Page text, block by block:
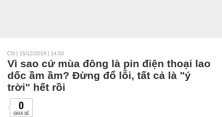
CN | 15/12/2019 | 14:50
Vì sao cứ mùa đông là pin điện thoại lao
dốc ầm ầm? Đừng đổ lỗi, tất cả là "ý
trời" hết rồi
0
CHIA SẺ